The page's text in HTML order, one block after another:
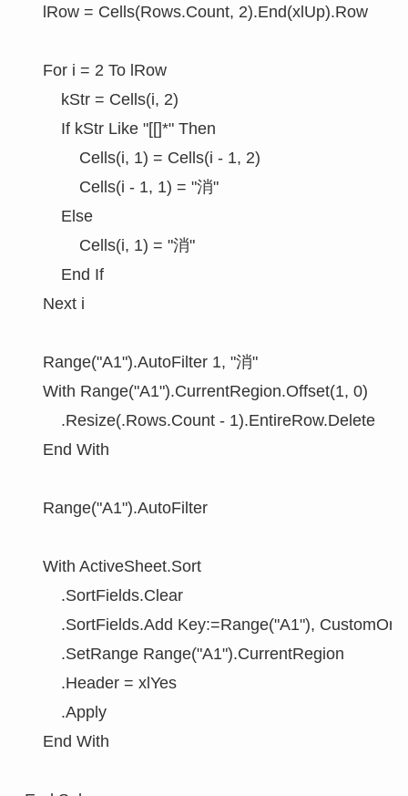
    lRow = Cells(Rows.Count, 2).End(xlUp).Row
    For i = 2 To lRow
        kStr = Cells(i, 2)
        If kStr Like "[[]*" Then
            Cells(i, 1) = Cells(i - 1, 2)
            Cells(i - 1, 1) = "消"
        Else
            Cells(i, 1) = "消"
        End If
    Next i
    Range("A1").AutoFilter 1, "消"
    With Range("A1").CurrentRegion.Offset(1, 0)
        .Resize(.Rows.Count - 1).EntireRow.Delete
    End With
    Range("A1").AutoFilter
    With ActiveSheet.Sort
        .SortFields.Clear
.SortFields.Add Key:=Range("A1"),
        .SetRange Range("A1").CurrentRegion
        .Header = xlYes
        .Apply
    End With